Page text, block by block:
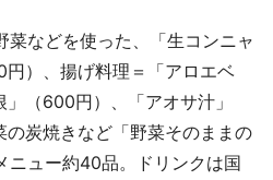
などを使った、「生コンニャ
）、揚げ料理＝「アロエベ
（600円）、「アオサ汁」
の炭焼きなど「野菜そのままの
ニュー約40品。ドリンクは国